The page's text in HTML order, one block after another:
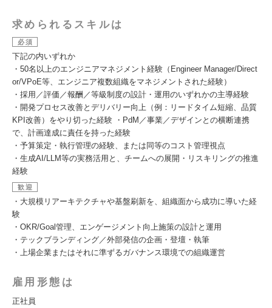
求められるスキルは
必須
下記の内いずれか
・50名以上のエンジニアマネジメント経験（Engineer Manager/Direct
or/VPoE等、エンジニア複数組織をマネジメントされた経験）
・採用／評価／報酬／等級制度の設計・運用のいずれかの主導経験
・開発プロセス改善とデリバリー向上（例：リードタイム短縮、品質
KPI改善）をやり切った経験 ・PdM／事業／デザインとの横断連携
で、計画達成に責任を持った経験
・予算策定・執行管理の経験、または同等のコスト管理視点
・生成AI/LLM等の実務活用と、チームへの展開・リスキリングの推進
経験
歓迎
・大規模リアーキテクチャや基盤刷新を、組織面から成功に導いた経
験
・OKR/Goal管理、エンゲージメント向上施策の設計と運用
・テックブランディング／外部発信の企画・登壇・執筆
・上場企業またはそれに準ずるガバナンス環境での組織運営
雇用形態は
正社員